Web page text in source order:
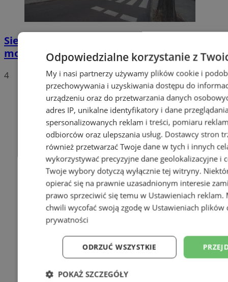
Siemianowice Śląskie z dotacją 6 mln zł na
modernizację COGITO
4
Odpowiedzialne korzystanie z
My i nasi partnerzy używamy plików cookie i
przechowywania i uzyskiwania dostępu do
urządzeniu oraz do przetwarzania danych
adres IP, unikalne identyfikatory i dane
spersonalizowanych reklam i treści, pomiaru
odbiorców oraz ulepszania usług. Dostawcy stron
również przetwarzać Twoje dane w tych i innych
wykorzystywać precyzyjne dane geolokalizacyjne i
Twoje wybory dotyczą wyłącznie tej witryny.
opierać się na prawnie uzasadnionym interesie
prawo sprzeciwić się temu w Ustawieniach reklam.
chwili wycofać swoją zgodę w Ustawieniach plików
prywatności
ODRZUĆ WSZYSTKIE
POKAŻ SZCZEGÓŁY